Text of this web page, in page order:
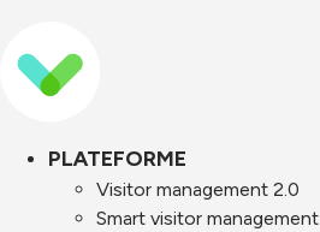
PLATEFORME
Visitor management 2.0
Smart visitor management